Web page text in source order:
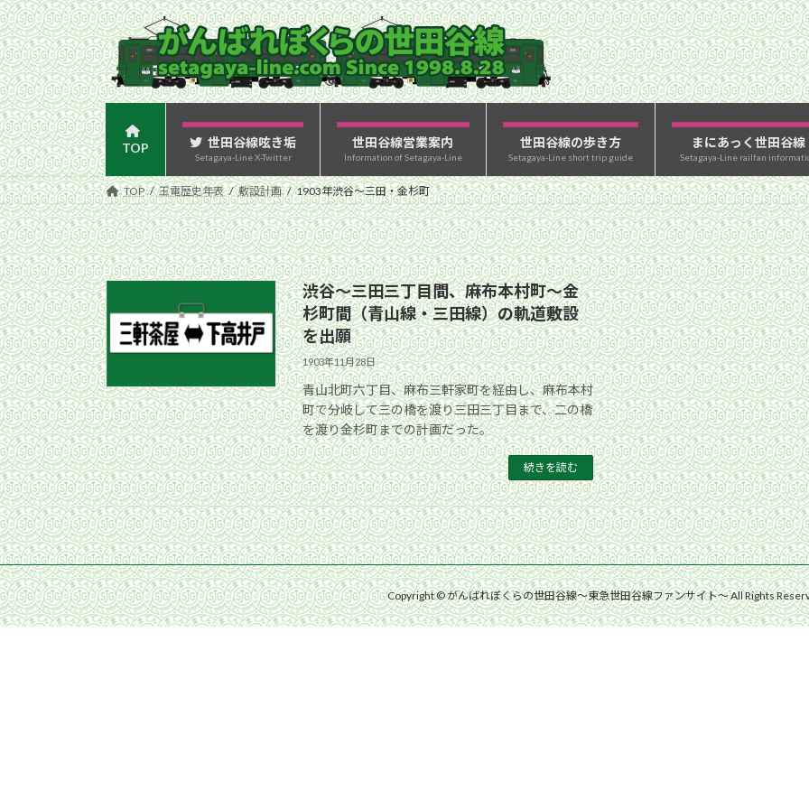
コ
ン
テ
ン
ツ
へ
ス
キ
ッ
プ
ナ
ビ
ゲ
ー
シ
ョ
ン
に
移
動
TOP 世田谷線呟き垢
Setagaya-Line X-Twitter
世田谷線営業案内
Information of Setagaya-Line
世田谷線の歩き方
Setagaya-Line short trip guide
まにあっく世田谷線
Setagaya-Line railfan
TOP 玉電歴史年表 敷設計画 1903年渋谷〜三田・金杉町
渋谷〜三田三丁目間、麻布本村町〜金
杉町間（青山線・三田線）の軌道敷設
を出願
1903年11月28日
青山北町六丁目、麻布三軒家町を経由し、麻布本村
町で分岐して三の橋を渡り三田三丁目まで、二の橋
を渡り金杉町までの計画だった。
続きを読む
Copyright © がんばれぼくらの世田谷線〜東急世田谷線ファンサイト〜 All Rights